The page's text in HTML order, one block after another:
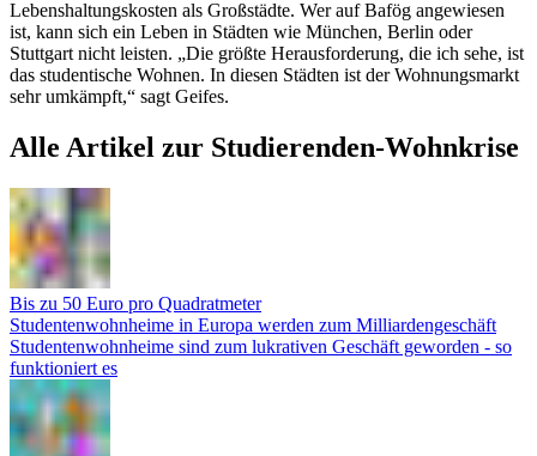
Lebenshaltungskosten als Großstädte. Wer auf Bafög angewiesen
ist, kann sich ein Leben in Städten wie München, Berlin oder
Stuttgart nicht leisten. „Die größte Herausforderung, die ich sehe, ist
das studentische Wohnen. In diesen Städten ist der Wohnungsmarkt
sehr umkämpft,“ sagt Geifes.
Alle Artikel zur Studierenden-Wohnkrise
Bis zu 50 Euro pro Quadratmeter
Studentenwohnheime in Europa werden zum Milliardengeschäft
Studentenwohnheime sind zum lukrativen Geschäft geworden - so
funktioniert es